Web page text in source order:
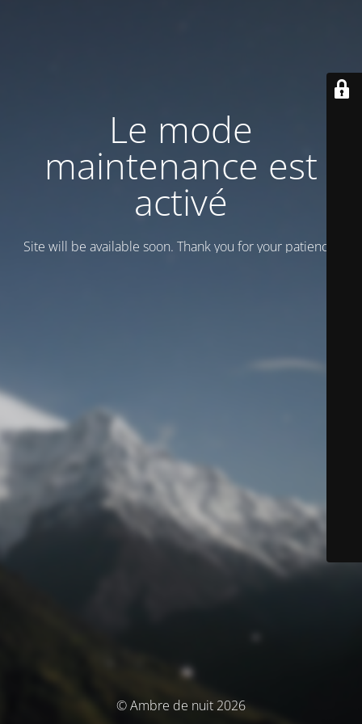
Le mode
maintenance est
activé
Site will be available soon. Thank you for your patience!
© Ambre de nuit 2026